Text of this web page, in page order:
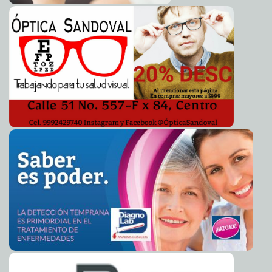
2021-07-12 09:09:36 Vacunación a contrarreloj: Delta se propaga en México
con sólo 26.8% de la población inmunizada A7
2021-07-10 09:30:26 Ayuntamiento de Mérida continúa transformando el
entorno urbano en colonias y comisarías del Sur Kamila López
2021-07-10 09:28:38 Fallece el maestro Manuel Lizama Salazar, pintor y
muralista Laura Aldama
2021-07-09 15:48:30 SEGEY presenta Calendario Escolar 2021-2022 de 190
días Laura Aldama
2021-07-08 18:09:27 Japay estrena Sistema de Telemetría en exitosa
2021-07-08 17:26:40 No se han otorgado permisos para concierto de Guns
N´ Roses en Mérida: Ayuntamiento Kamila López
2021-07-07 15:45:34 El Ayuntamiento mantiene labores de desazolve de
pozos, bacheo y limpieza en las calles en toda la ciudad
Carmen Alicia
Briceño Sánchez
2021-07-07 13:38:40 IMSS y sector privado refuerzan recomendaciones para
reactivar turismo y disminuir contagios de COVID-19
Claudia Sofía Gómez
2021-07-07 09:06:07 Infonavit apoya con 50 por ciento de descuento a
quien liquide su crédito anticipadamente Laura Aldama
2021-07-07 08:41:38 Niñas, niños y adolescentes podrán participar en “Mis
vacaciones en la biblioteca” en modalidad virtual Kamila López
El Ayuntamiento de Mérida, responsable y sensible en